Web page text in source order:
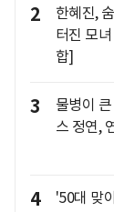
2
한혜진,
터진 모
합]
3
물병이
스 정연,
4
'50대 맞